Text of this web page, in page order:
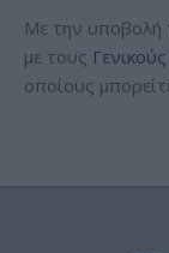
Με την υποβολή
με τους
οποίους